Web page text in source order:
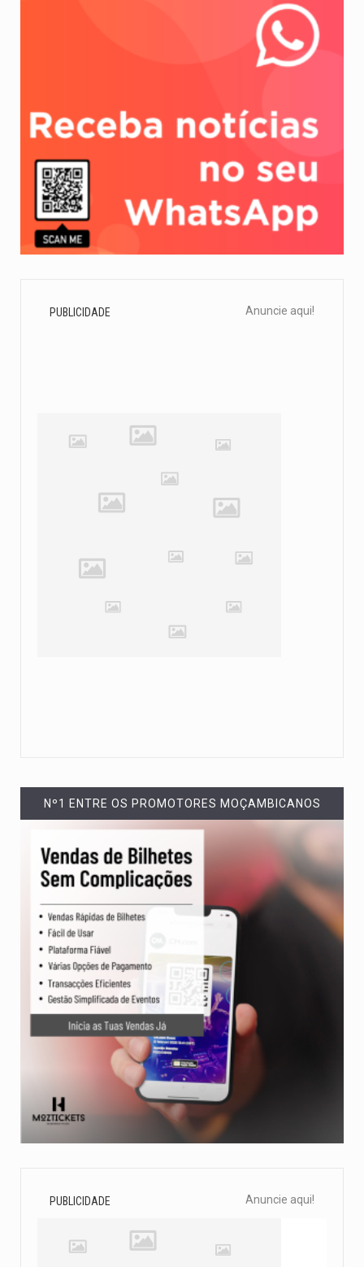
PUBLICIDADE Anuncie aqui!
Nº1 ENTRE OS PROMOTORES MOÇAMBICANOS
PUBLICIDADE Anuncie aqui!